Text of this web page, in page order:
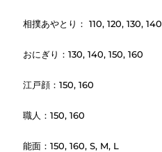
相撲あやとり： 110, 120, 130, 140
おにぎり：130, 140, 150, 160
江戸顔：150, 160
職人：150, 160
能面：150, 160, S, M, L